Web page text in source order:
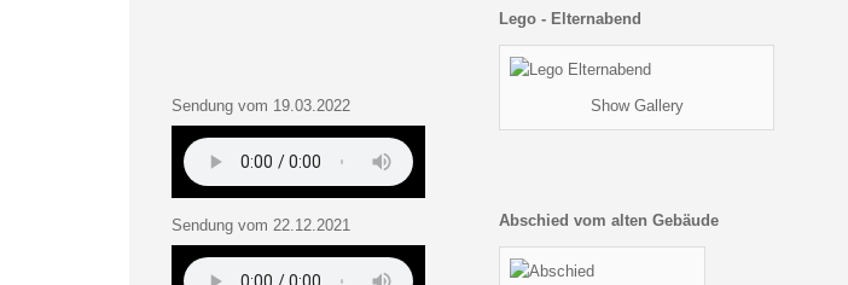
Lego - Elternabend
Show Gallery
Abschied vom alten Gebäude
Sendung vom 19.03.2022
Sendung vom 22.12.2021